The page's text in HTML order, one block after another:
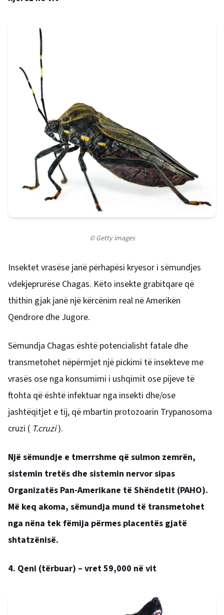
© Getty images
Insektet vrasëse janë përhapësi kryesor i sëmundjes
vdekjeprurëse Chagas. Këto insekte grabitqare që
thithin gjak janë një kërcënim real në Amerikën
Qendrore dhe Jugore.
Sëmundja Chagas është potencialisht fatale dhe
transmetohet nëpërmjet një pickimi të insekteve me
vrasës ose nga konsumimi i ushqimit ose pijeve të
ftohta që është infektuar nga insekti dhe/ose
jashtëqitjet e tij, që mbartin protozoarin Trypanosoma
cruzi ( T.cruzi).
Një sëmundje e tmerrshme që sulmon zemrën,
sistemin tretës dhe sistemin nervor sipas
Organizatës Pan-Amerikane të Shëndetit (PAHO).
Më keq akoma, sëmundja mund të transmetohet
nga nëna tek fëmija përmes placentës gjatë
shtatzënisë.
4. Qeni (tërbuar) – vret 59,000 në vit